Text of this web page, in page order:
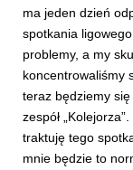
ma jeden dzień
spotkania
problemy, a my
koncentrowaliśmy
teraz będziemy
zespół
traktuję tego
mnie będzie to